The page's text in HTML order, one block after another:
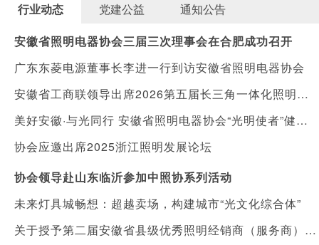
行业动态 党建公益
通知公告
安徽省照明电器协会三届三次理事会在合肥成功召开
广东东菱电源董事长李进一行到访安徽省照明电器协会
安徽省工商联领导出席2026第五届长三角一体化照明产业生态发展大会
美好安徽·与光同行 安徽省照明电器协会“光明使者”健康照明进社区公益活动
协会应邀出席2025浙江照明发展论坛
协会领导赴山东临沂参加中照协系列活动
未来灯具城畅想：超越卖场，构建城市“光文化综合体”
关于授予第二届安徽省县级优秀照明经销商（服务商）“健康照明守护人”称号暨落实表彰及扶持措施的通知